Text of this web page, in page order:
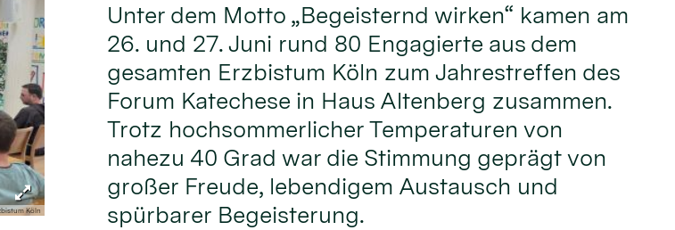
Köln
Unter dem Motto „Begeisternd wirken“ kamen am
26. und 27. Juni rund 80 Engagierte aus dem
gesamten Erzbistum Köln zum Jahrestreffen des
Forum Katechese in Haus Altenberg zusammen.
Trotz hochsommerlicher Temperaturen von
nahezu 40 Grad war die Stimmung geprägt von
großer Freude, lebendigem Austausch und
spürbarer Begeisterung.